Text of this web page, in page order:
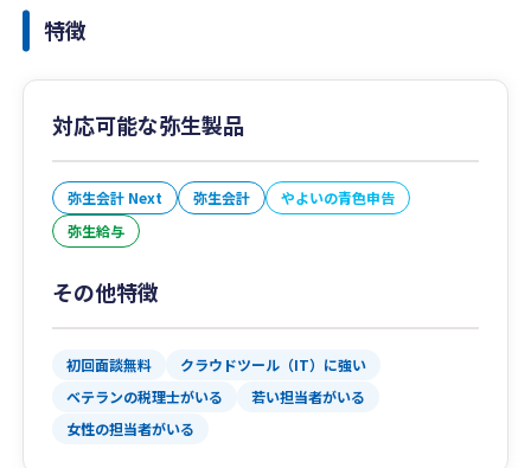
特徴
対応可能な弥生製品
弥生会計 Next 弥生会計
やよいの青色申告
弥生給与
その他特徴
初回面談無料
クラウドツール（IT）に強い
ベテランの税理士がいる
若い担当者がいる
女性の担当者がいる